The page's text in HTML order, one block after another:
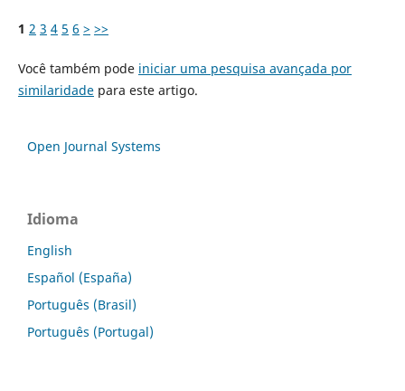
1 2 3 4 5 6 > >>
Você também pode iniciar uma pesquisa avançada por
similaridadepara este artigo.
Open Journal Systems
Idioma
English
Español (España)
Português (Brasil)
Português (Portugal)